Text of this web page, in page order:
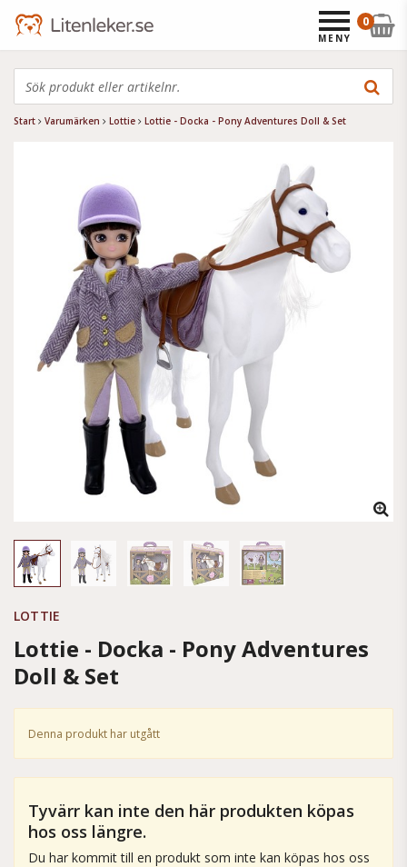
Start Varumärken Lottie Lottie - Docka - Pony Adventures Doll & Set
LOTTIE
Lottie - Docka - Pony Adventures
Doll & Set
Denna produkt har utgått
Tyvärr kan inte den här produkten köpas
hos oss längre.
Du har kommit till en produkt som inte kan köpas hos oss
0
MENY